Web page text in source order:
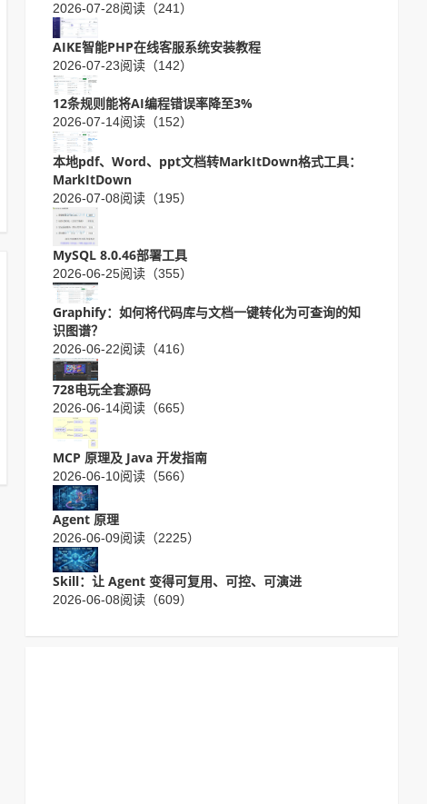
2026-07-28阅读（241）
AIKE智能PHP在线客服系统安装教程
2026-07-23阅读（142）
12条规则能将AI编程错误率降至3%
2026-07-14阅读（152）
本地pdf、Word、ppt文档转MarkItDown格式工具：
MarkItDown
2026-07-08阅读（195）
MySQL 8.0.46部署工具
2026-06-25阅读（355）
Graphify：如何将代码库与文档一键转化为可查询的知
识图谱？
2026-06-22阅读（416）
728电玩全套源码
2026-06-14阅读（665）
MCP 原理及 Java 开发指南
2026-06-10阅读（566）
Agent 原理
2026-06-09阅读（2225）
Skill：让 Agent 变得可复用、可控、可演进
2026-06-08阅读（609）